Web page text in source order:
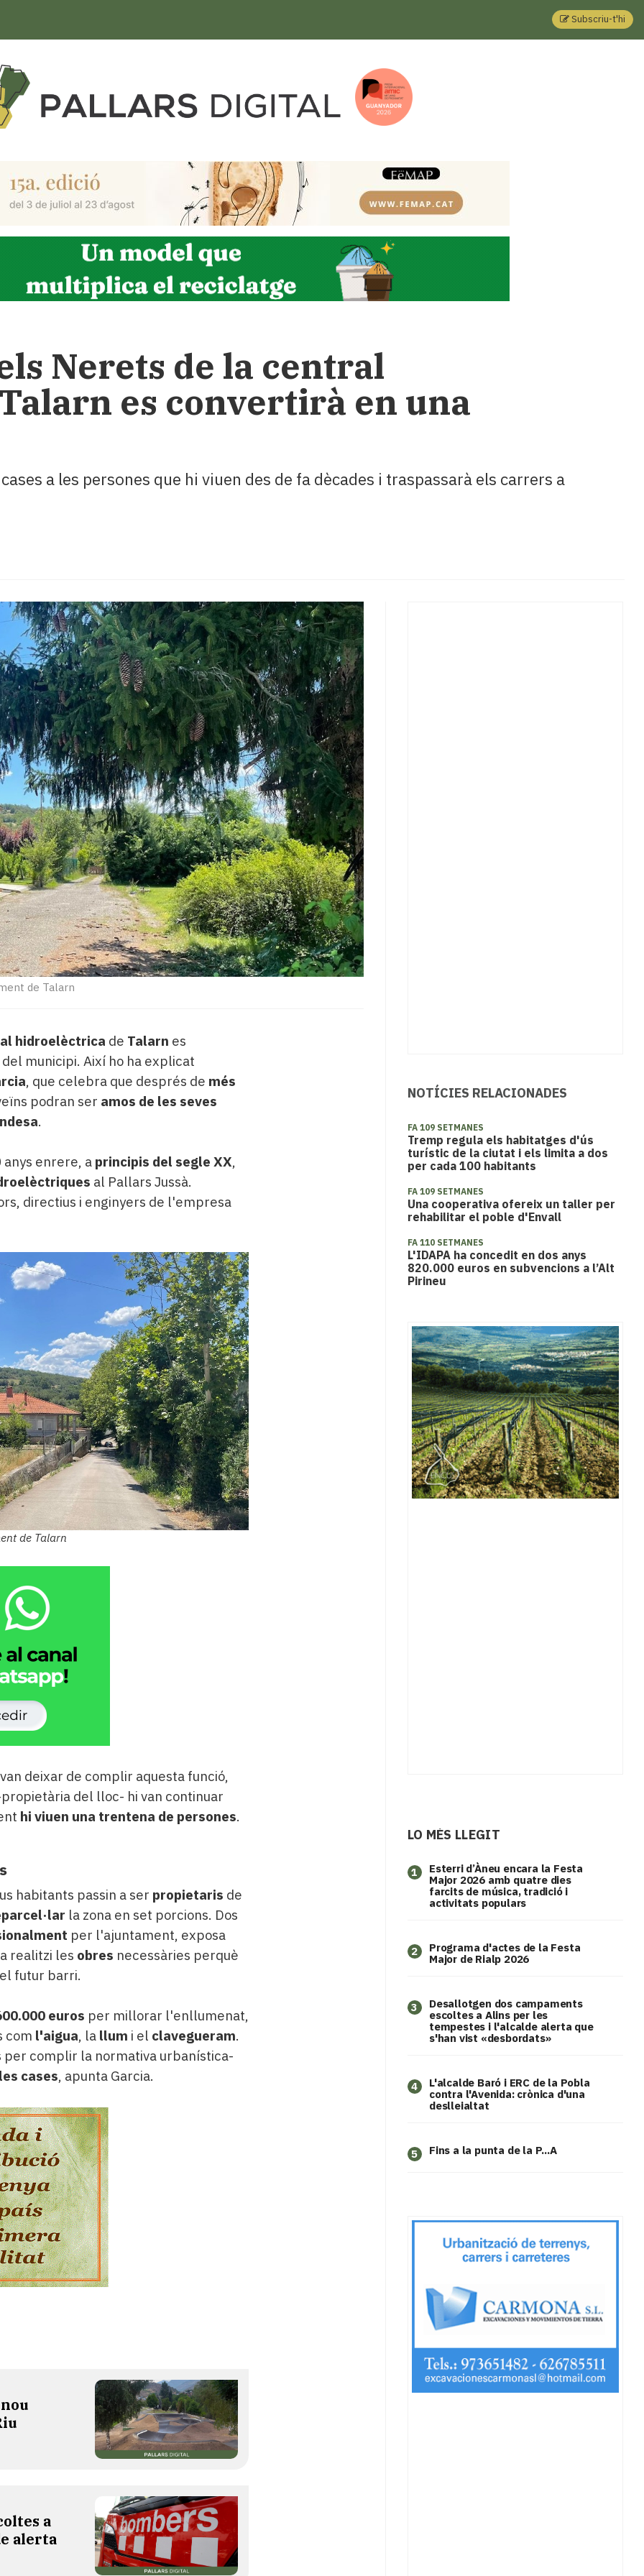
Subscriu-t'hi
Nerets de la central
es convertirà en una
a les persones que hi viuen des de fa dècades i traspassarà els carrers a
de Talarn
hidroelèctrica de Talarn es
municipi. Així ho ha explicat
, que celebra que després de més
podran ser amos de les seves
.
enrere, a principis del segle XX,
al Pallars Jussà.
directius i enginyers de l'empresa
de Talarn
deixar de complir aquesta funció,
del lloc- hi van continuar
hi viuen una trentena de persones.
habitants passin a ser propietaris de
la zona en set porcions. Dos
per l'ajuntament, exposa
realitzi les obres necessàries perquè
futur barri.
euros per millorar l'enllumenat,
com l'aigua, la llum i el clavegueram.
complir la normativa urbanística-
cases, apunta Garcia.
a
alerta
NOTÍCIES RELACIONADES
FA 109 SETMANES
Tremp regula els habitatges d'ús
turístic de la ciutat i els limita a dos
per cada 100 habitants
FA 109 SETMANES
Una cooperativa ofereix un taller per
rehabilitar el poble d'Envall
FA 110 SETMANES
L'IDAPA ha concedit en dos anys
820.000 euros en subvencions a l’Alt
Pirineu
LO MÉS LLEGIT
1
Esterri d’Àneu encara la Festa
Major 2026 amb quatre dies
farcits de música, tradició i
activitats populars
2
Programa d'actes de la Festa
Major de Rialp 2026
3
​Desallotgen dos campaments
escoltes a Alins per les
tempestes i l'alcalde alerta que
s'han vist «desbordats»
4
L'alcalde Baró i ERC de la Pobla
contra l'Avenida: crònica d'una
deslleialtat
5 Fins a la punta de la P...A